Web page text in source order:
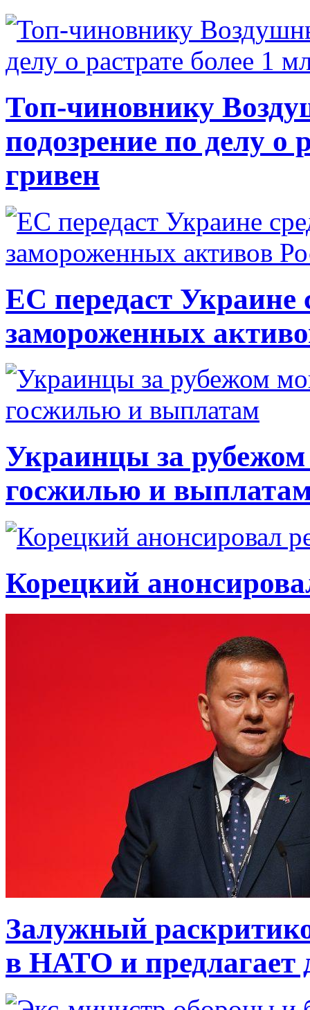
Топ-чиновнику
подозрение по делу о
гривен
ЕС передаст Украине
замороженных
Украинцы за рубежом
госжилью и
Корецкий
Залужный
в НАТО и предлагает